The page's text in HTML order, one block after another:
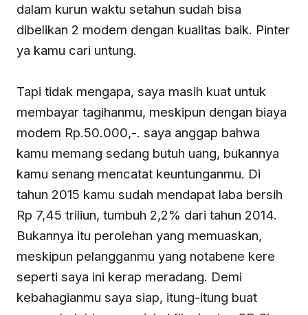
dalam kurun waktu setahun sudah bisa
dibelikan 2 modem dengan kualitas baik. Pinter
ya kamu cari untung.
Tapi tidak mengapa, saya masih kuat untuk
membayar tagihanmu, meskipun dengan biaya
modem Rp.50.000,-. saya anggap bahwa
kamu memang sedang butuh uang, bukannya
kamu senang mencatat keuntunganmu. Di
tahun 2015 kamu sudah mendapat laba bersih
Rp 7,45 triliun, tumbuh 2,2% dari tahun 2014.
Bukannya itu perolehan yang memuaskan,
meskipun pelangganmu yang notabene kere
seperti saya ini kerap meradang. Demi
kebahagianmu saya siap, itung-itung buat